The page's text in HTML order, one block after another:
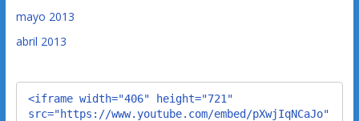
mayo 2013
abril 2013
<iframe width="406" height="721"
src="https://www.youtube.com/embed/pXwjIqNCaJo"